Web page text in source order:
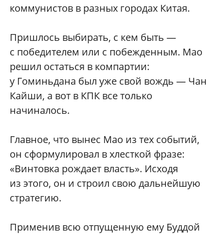
коммунистов в разных городах Китая.
Пришлось выбирать, с кем быть —
с победителем или с побежденным. Мао
решил остаться в компартии:
у Гоминьдана был уже свой вождь — Чан
Кайши, а вот в КПК все только
начиналось.
Главное, что вынес Мао из тех событий,
он сформулировал в хлесткой фразе:
«Винтовка рождает власть». Исходя
из этого, он и строил свою дальнейшую
стратегию.
Применив всю отпущенную ему Буддой